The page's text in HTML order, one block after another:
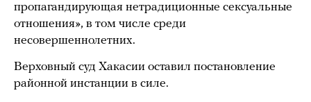
пропагандирующая нетрадиционные сексуальные
отношения», в том числе среди
несовершеннолетних.
Верховный суд Хакасии оставил постановление
районной инстанции в силе.